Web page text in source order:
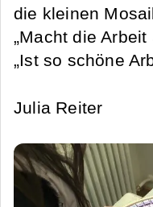
die kleinen
„Macht die
„Ist so schöne
Julia Reiter